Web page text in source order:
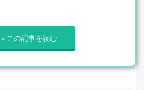
» この記事を読む